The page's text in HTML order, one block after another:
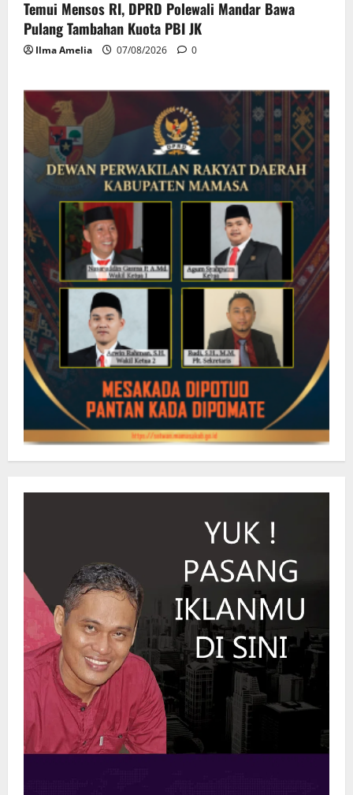
Temui Mensos RI, DPRD Polewali Mandar Bawa
Pulang Tambahan Kuota PBI JK
Ilma Amelia 07/08/2026 0